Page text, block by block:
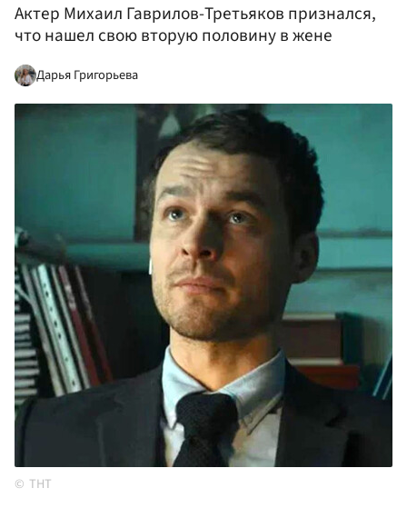
Актер Михаил Гаврилов-Третьяков признался,
что нашел свою вторую половину в жене
Дарья Григорьева
ТНТ